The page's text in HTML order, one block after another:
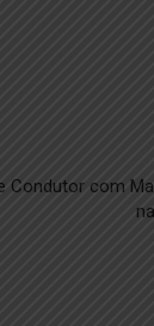
Condutor com